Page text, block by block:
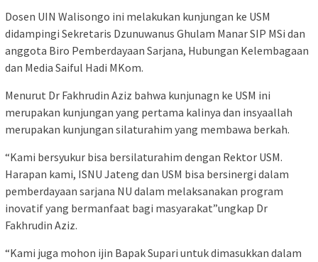
Dosen UIN Walisongo ini melakukan kunjungan ke USM
didampingi Sekretaris Dzunuwanus Ghulam Manar SIP MSi dan
anggota Biro Pemberdayaan Sarjana, Hubungan Kelembagaan
dan Media Saiful Hadi MKom.
Menurut Dr Fakhrudin Aziz bahwa kunjunagn ke USM ini
merupakan kunjungan yang pertama kalinya dan insyaallah
merupakan kunjungan silaturahim yang membawa berkah.
“Kami bersyukur bisa bersilaturahim dengan Rektor USM.
Harapan kami, ISNU Jateng dan USM bisa bersinergi dalam
pemberdayaan sarjana NU dalam melaksanakan program
inovatif yang bermanfaat bagi masyarakat”ungkap Dr
Fakhrudin Aziz.
“Kami juga mohon ijin Bapak Supari untuk dimasukkan dalam